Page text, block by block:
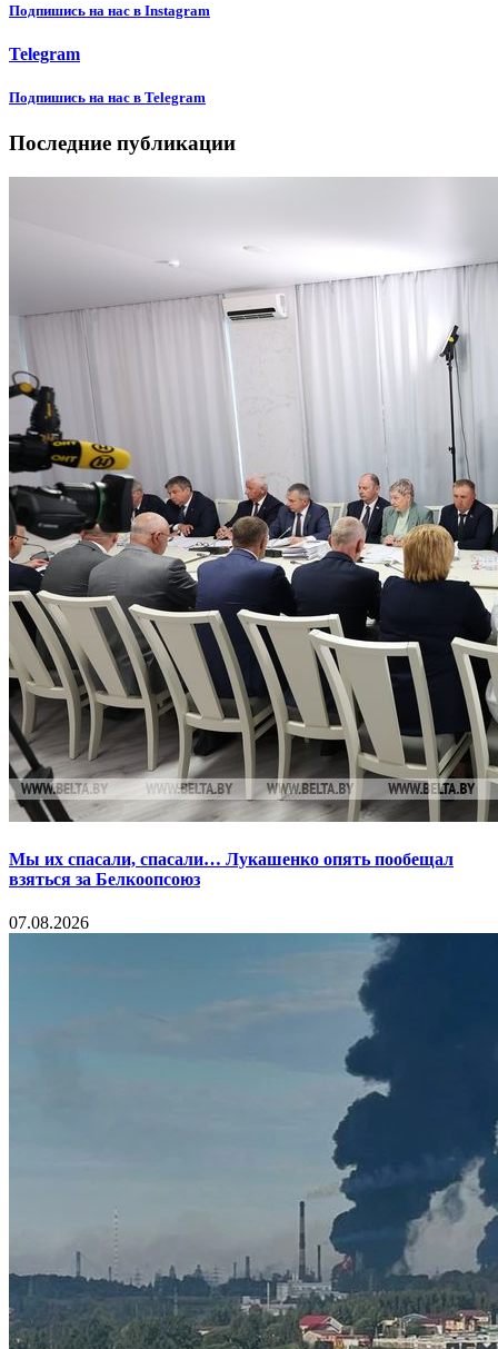
Подпишиcь на нас в Instagram
Telegram
Подпишиcь на нас в Telegram
Последние публикации
Мы их спасали, спасали… Лукашенко опять пообещал
взяться за Белкоопсоюз
07.08.2026